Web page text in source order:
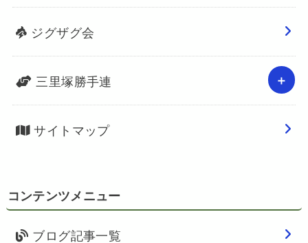
ジグザグ会
三里塚勝手連
サイトマップ
コンテンツメニュー
ブログ記事一覧